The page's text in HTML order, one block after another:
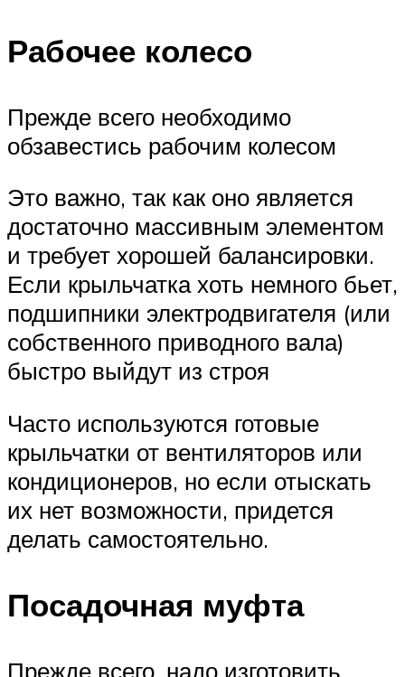
Рабочее колесо
Прежде всего необходимо
обзавестись рабочим колесом
Это важно, так как оно является
достаточно массивным элементом
и требует хорошей балансировки.
Если крыльчатка хоть немного бьет,
подшипники электродвигателя (или
собственного приводного вала)
быстро выйдут из строя
Часто используются готовые
крыльчатки от вентиляторов или
кондиционеров, но если отыскать
их нет возможности, придется
делать самостоятельно.
Посадочная муфта
Прежде всего, надо изготовить